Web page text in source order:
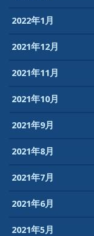
2022年1月
2021年12月
2021年11月
2021年10月
2021年9月
2021年8月
2021年7月
2021年6月
2021年5月